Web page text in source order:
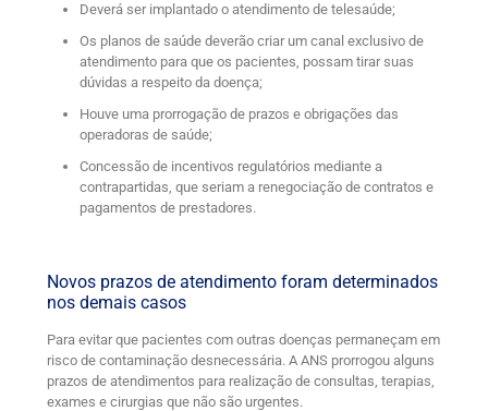
Deverá ser implantado o atendimento de telesaúde;
Os planos de saúde deverão criar um canal exclusivo de
atendimento para que os pacientes, possam tirar suas
dúvidas a respeito da doença;
Houve uma prorrogação de prazos e obrigações das
operadoras de saúde;
Concessão de incentivos regulatórios mediante a
contrapartidas, que seriam a renegociação de contratos e
pagamentos de prestadores.
Novos prazos de atendimento foram determinados
nos demais casos
Para evitar que pacientes com outras doenças permaneçam em
risco de contaminação desnecessária. A ANS prorrogou alguns
prazos de atendimentos para realização de consultas, terapias,
exames e cirurgias que não são urgentes.